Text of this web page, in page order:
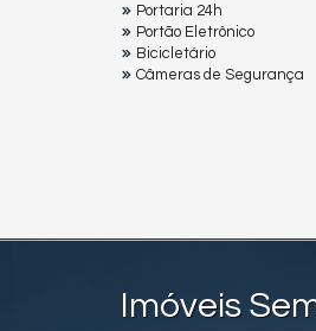
Portaria 24h
Portão Eletrônico
Bicicletário
Câmeras de Segurança
Imóveis